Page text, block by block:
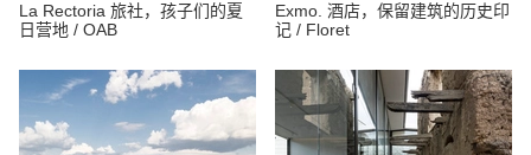
La Rectoria 旅社，孩子们的夏
日营地 / OAB
Exmo. 酒店，保留建筑的历史印
记 / Floret